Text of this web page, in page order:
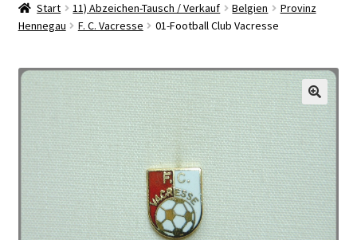
Start 11) Abzeichen-Tausch / Verkauf Belgien
Provinz
Hennegau
F. C. Vacresse 01-Football Club Vacresse